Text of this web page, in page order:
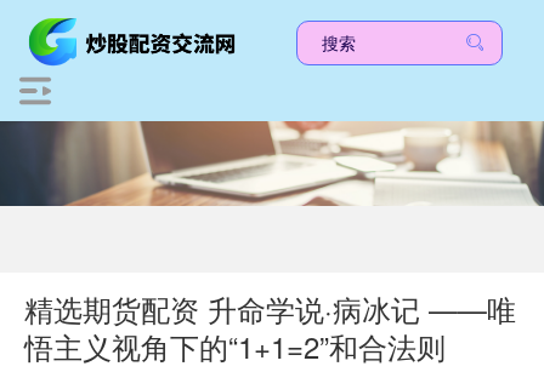
精选期货配资 升命学说·病冰记 ——唯
悟主义视角下的“1+1=2”和合法则